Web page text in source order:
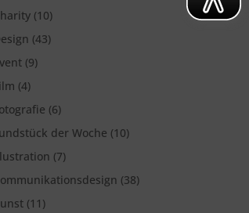
(10)
(43)
(9)
(4)
(6)
der Woche (10)
(7)
(38)
(11)